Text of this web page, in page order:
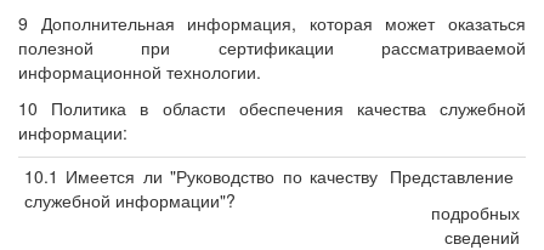
9 Дополнительная информация, которая может оказаться
полезной при сертификации рассматриваемой
информационной технологии.
10 Политика в области обеспечения качества служебной
информации:
10.1 Имеется ли "Руководство по качеству
служебной информации"?
Представление
подробных
сведений